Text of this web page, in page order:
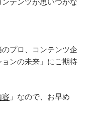
テンツが思いつかな
プロ、コンテンツ企
ンの未来」にご期待
容 」なので、お早め